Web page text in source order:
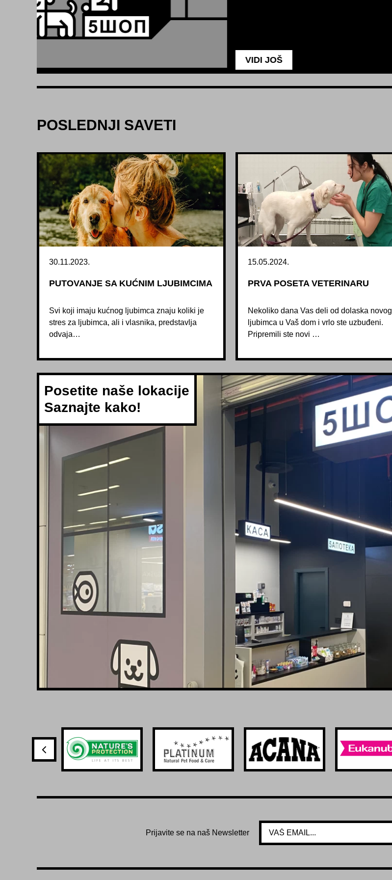
POSLEDNJI SAVETI
30.11.2023.
PUTOVANJE SA KUĆNIM LJUBIMCIMA
Svi koji imaju kućnog ljubimca znaju koliki je
stres za ljubimca, ali i vlasnika, predstavlja
odvaja…
15.05.2024.
PRVA POSETA VETERINARU
Nekoliko dana Vas deli od dolaska novog
ljubimca u Vaš dom i vrlo ste uzbuđeni.
Pripremili ste novi …
Posetite naše lokacije
Saznajte kako!
Prijavite se na naš Newsletter